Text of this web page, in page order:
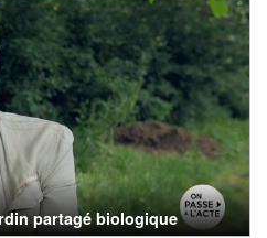
partagé biologique